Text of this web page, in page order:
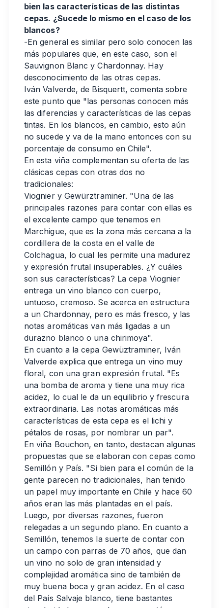
bien las características de las distintas
cepas. ¿Sucede lo mismo en el caso de los
blancos?
-En general es similar pero solo conocen las
más populares que, en este caso, son el
Sauvignon Blanc y Chardonnay. Hay
desconocimiento de las otras cepas.
Iván Valverde, de Bisquertt, comenta sobre
este punto que "las personas conocen más
las diferencias y características de las cepas
tintas. En los blancos, en cambio, esto aún
no sucede y va de la mano entonces con su
porcentaje de consumo en Chile".
En esta viña complementan su oferta de las
clásicas cepas con otras dos no
tradicionales:
Viognier y Gewürztraminer. "Una de las
principales razones para contar con ellas es
el excelente campo que tenemos en
Marchigue, que es la zona más cercana a la
cordillera de la costa en el valle de
Colchagua, lo cual les permite una madurez
y expresión frutal insuperables. ¿Y cuáles
son sus características? La cepa Viognier
entrega un vino blanco con cuerpo,
untuoso, cremoso. Se acerca en estructura
a un Chardonnay, pero es más fresco, y las
notas aromáticas van más ligadas a un
durazno blanco o una chirimoya".
En cuanto a la cepa Gewüztraminer, Iván
Valverde explica que entrega un vino muy
floral, con una gran expresión frutal. "Es
una bomba de aroma y tiene una muy rica
acidez, lo cual le da un equilibrio y frescura
extraordinaria. Las notas aromáticas más
características de esta cepa es el lichi y
pétalos de rosas, por nombrar un par".
En viña Bouchon, en tanto, destacan algunas
propuestas que se elaboran con cepas como
Semillón y País. "Si bien para el común de la
gente parecen no tradicionales, han tenido
un papel muy importante en Chile y hace 60
años eran las más plantadas en el país.
Luego, por diversas razones, fueron
relegadas a un segundo plano. En cuanto a
Semillón, tenemos la suerte de contar con
un campo con parras de 70 años, que dan
un vino no solo de gran intensidad y
complejidad aromática sino de también de
muy buena boca y gran acidez. En el caso
del País Salvaje blanco, tiene bastantes